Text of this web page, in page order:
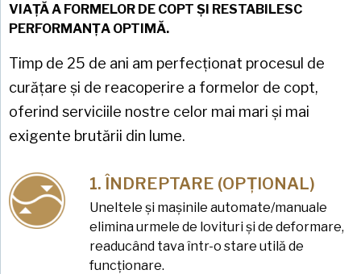
VIAȚĂ A FORMELOR DE COPT ȘI RESTABILESC
PERFORMANȚA OPTIMĂ.
Timp de 25 de ani am perfecționat procesul de
curățare și de reacoperire a formelor de copt,
oferind serviciile nostre celor mai mari și mai
exigente brutării din lume.
ÎNDREPTARE (OPȚIONAL)
Uneltele și mașinile automate/manuale
elimina urmele de lovituri și de deformare,
readucând tava într-o stare utilă de
funcționare.